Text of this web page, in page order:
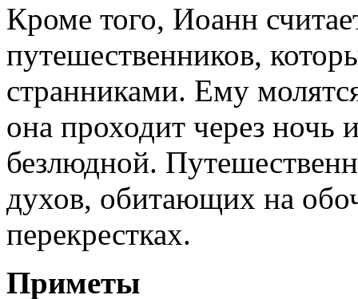
Кроме того, Иоанн
путешественников,
странниками. Ему
она проходит через ночь
безлюдной.
духов, обитающих на
перекрестках.
Приметы